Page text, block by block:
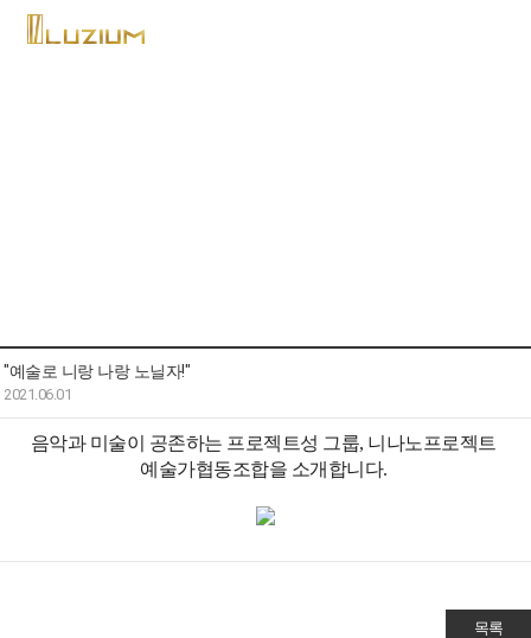
"예술로 니랑 나랑 노닐자!"
2021.06.01
음악과 미술이 공존하는 프로젝트성 그룹, 니나노프로젝트
예술가협동조합을 소개합니다.
목록